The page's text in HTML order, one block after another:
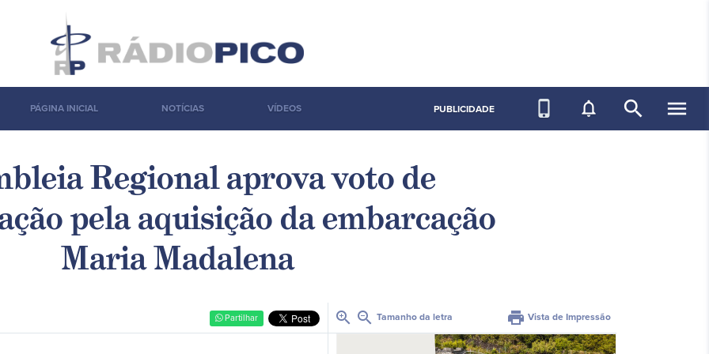
PÁGINA INICIAL NOTÍCIAS VÍDEOS PUBLICIDADE phone_iphone notifications_none search menu
Regional aprova voto de
pela aquisição da embarcação
Maria Madalena
Partilhar zoom_in zoom_out Tamanho da letra print Vista de Impressão